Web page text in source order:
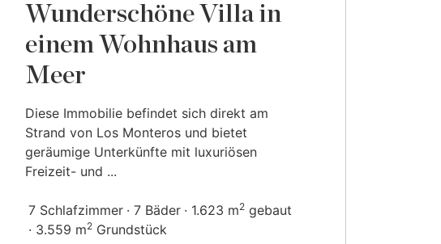
Wunderschöne Villa in
einem Wohnhaus am
Meer
Diese Immobilie befindet sich direkt am
Strand von Los Monteros und bietet
geräumige Unterkünfte mit luxuriösen
Freizeit- und ...
7 Schlafzimmer 7 Bäder 1.623 m2 gebaut
3.559 m2 Grundstück